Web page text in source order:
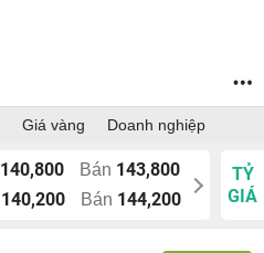
Giá vàng Doanh nghiệp
140,800 Bán 143,800
140,200 Bán 144,200
TỶ
GIÁ